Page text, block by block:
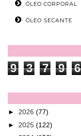
ÓLEO CORPORAL
ÓLEO SECANTE
9 3 7 9 6
► 2026 (77)
► 2025 (122)